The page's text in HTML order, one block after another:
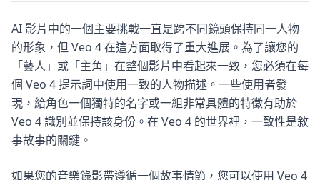
AI 影片中的一個主要挑戰一直是跨不同鏡頭保持同一人物
的形象，但 Veo 4 在這方面取得了重大進展。為了讓您的
「藝人」或「主角」在整個影片中看起來一致，您必須在每
個 Veo 4 提示詞中使用一致的人物描述。一些使用者發
現，給角色一個獨特的名字或一組非常具體的特徵有助於
Veo 4 識別並保持該身份。在 Veo 4 的世界裡，一致性是敘
事故事的關鍵。
如果您的音樂錄影帶遵循一個故事情節，您可以使用 Veo 4